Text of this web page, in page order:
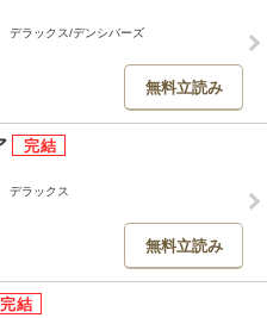
デラックス/デンシバーズ
無料立読み
デラックス
無料立読み